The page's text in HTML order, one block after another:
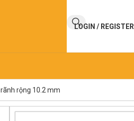
LOGIN / REGISTER
rộng 10.2 mm